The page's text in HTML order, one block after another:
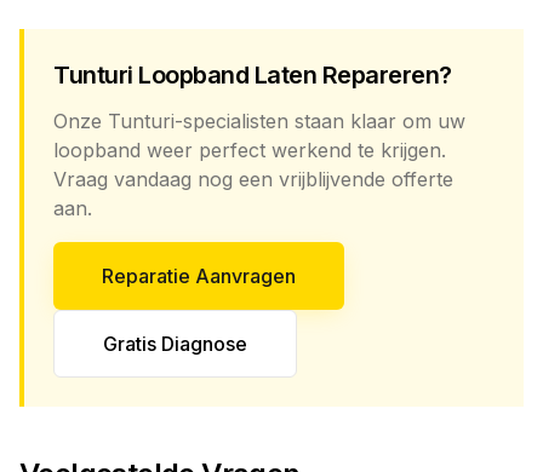
Tunturi Loopband Laten Repareren?
Onze Tunturi-specialisten staan klaar om uw
loopband weer perfect werkend te krijgen.
Vraag vandaag nog een vrijblijvende offerte
aan.
Reparatie Aanvragen
Gratis Diagnose